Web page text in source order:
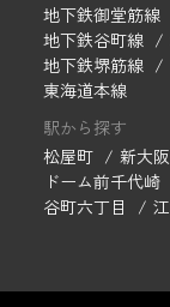
地下鉄御堂筋線
地下鉄谷町線
地下鉄堺筋線
東海道本線
駅から探す
松屋町
新大阪
ドーム前千代崎
谷町六丁目